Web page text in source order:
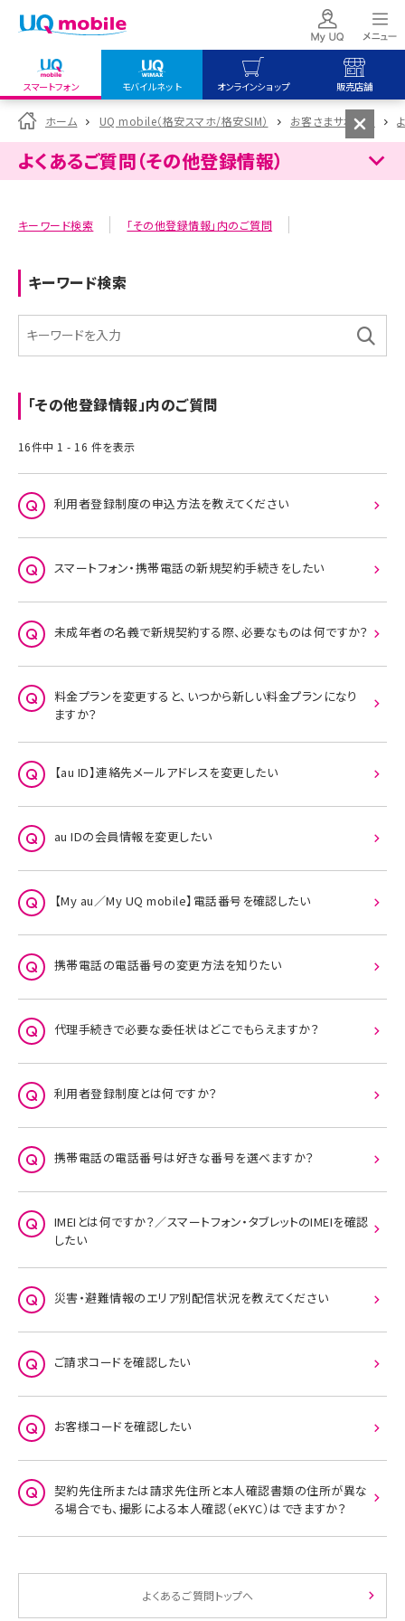
スマートフォン モバイルネット オンラインショップ 販売店舗
my UQ WiMAX
UQ WiMAX ご契約の方
My UQ mobile
UQ mobile
UQ mobile
オンラインショップ
UQ WiMAX
UQ mobile
販売店舗
UQ WiMAX
ホーム UQ mobile（格安スマホ/格安SIM） お客さまサポート
よくあるご質問（その他登録情報）
キーワード検索 「その他登録情報」内のご質問
キーワード検索
「その他登録情報」内のご質問
16件中 1 - 16 件を表示
利用者登録制度の申込方法を教えてください
スマートフォン・携帯電話の新規契約手続きをしたい
未成年者の名義で新規契約する際、必要なものは何ですか？
料金プランを変更すると、いつから新しい料金プランになり
ますか？
【au ID】連絡先メールアドレスを変更したい
au IDの会員情報を変更したい
【My au／My UQ mobile】電話番号を確認したい
携帯電話の電話番号の変更方法を知りたい
代理手続きで必要な委任状はどこでもらえますか？
利用者登録制度とは何ですか？
携帯電話の電話番号は好きな番号を選べますか？
IMEIとは何ですか？／スマートフォン・タブレットのIMEIを確認
したい
災害・避難情報のエリア別配信状況を教えてください
ご請求コードを確認したい
お客様コードを確認したい
契約先住所または請求先住所と本人確認書類の住所が異な
る場合でも、撮影による本人確認（eKYC）はできますか？
よくあるご質問トップへ